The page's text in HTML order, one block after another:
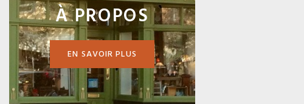
À PROPOS
EN SAVOIR PLUS